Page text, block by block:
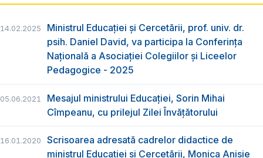
14.02.2025
Ministrul Educației și Cercetării, prof. univ. dr.
psih. Daniel David, va participa la Conferința
Națională a Asociației Colegiilor și Liceelor
Pedagogice - 2025
05.06.2021
Mesajul ministrului Educației, Sorin Mihai
Cîmpeanu, cu prilejul Zilei Învățătorului
16.01.2020
Scrisoarea adresată cadrelor didactice de
ministrul Educației și Cercetării, Monica Anisie